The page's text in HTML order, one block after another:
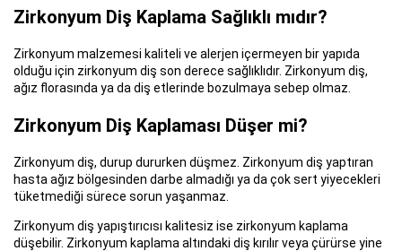
Zirkonyum Diş Kaplama Sağlıklı mıdır?
Zirkonyum malzemesi kaliteli ve alerjen içermeyen bir yapıda
olduğu için zirkonyum diş son derece sağlıklıdır. Zirkonyum diş,
ağız florasında ya da diş etlerinde bozulmaya sebep olmaz.
Zirkonyum Diş Kaplaması Düşer mi?
Zirkonyum diş, durup dururken düşmez. Zirkonyum diş yaptıran
hasta ağız bölgesinden darbe almadığı ya da çok sert yiyecekleri
tüketmediği sürece sorun yaşanmaz.
Zirkonyum diş yapıştırıcısı kalitesiz ise zirkonyum kaplama
düşebilir. Zirkonyum kaplama altındaki diş kırılır veya çürürse yine